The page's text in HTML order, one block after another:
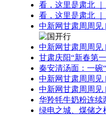
看，这里是肃北
看，这里是肃北 ｜
中新网甘肃周周见
中新网甘肃周周见
甘肃庆阳“新春第
秦安清汤面：一碗
中新网甘肃周周见
中新网甘肃周周见
华羚牦牛奶粉连续
绿电之城、煤储之